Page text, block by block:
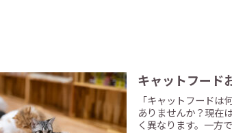
キャットフード
「キャットフード
ありませんか？現在
く異なります。一方